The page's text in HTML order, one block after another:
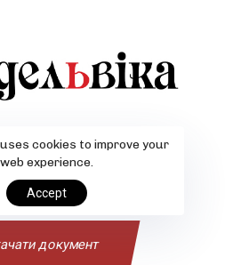
документ
cookies to improve your
web experience.
Accept